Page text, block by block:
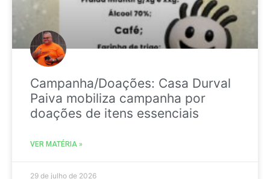
Campanha/Doações: Casa Durval
Paiva mobiliza campanha por
doações de itens essenciais
VER MATÉRIA »
29 de julho de 2026